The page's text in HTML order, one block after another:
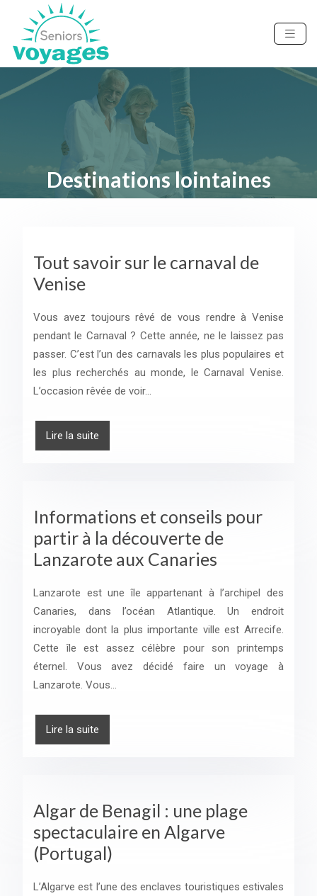
Destinations lointaines
Tout savoir sur le carnaval de
Venise
Vous avez toujours rêvé de vous rendre à Venise
pendant le Carnaval ? Cette année, ne le laissez pas
passer. C’est l’un des carnavals les plus populaires et
les plus recherchés au monde, le Carnaval Venise.
L’occasion rêvée de voir…
Lire la suite
Informations et conseils pour
partir à la découverte de
Lanzarote aux Canaries
Lanzarote est une île appartenant à l’archipel des
Canaries, dans l’océan Atlantique. Un endroit
incroyable dont la plus importante ville est Arrecife.
Cette île est assez célèbre pour son printemps
éternel. Vous avez décidé faire un voyage à
Lanzarote. Vous…
Lire la suite
Algar de Benagil : une plage
spectaculaire en Algarve
(Portugal)
L’Algarve est l’une des enclaves touristiques estivales